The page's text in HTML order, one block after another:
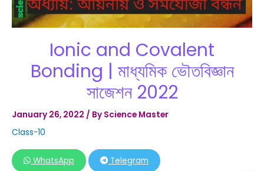
Ionic and Covalent
Bonding | মাধ্যমিক ভৌতবিজ্ঞান
সাজেশন 2022
January 26, 2022 / By Science Master
Class-10
WhatsApp Telegram